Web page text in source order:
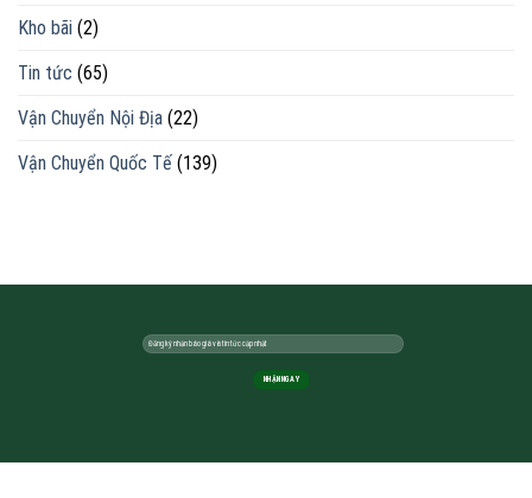
Kho bãi (2)
Tin tức (65)
Vận Chuyển Nội Địa (22)
Vận Chuyển Quốc Tế (139)